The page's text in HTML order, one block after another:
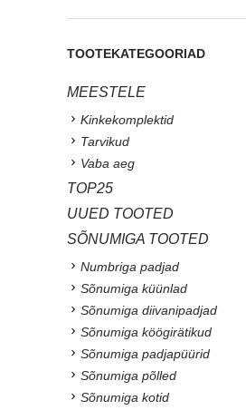
TOOTEKATEGOORIAD
MEESTELE
Kinkekomplektid
Tarvikud
Vaba aeg
TOP25
UUED TOOTED
SÕNUMIGA TOOTED
Numbriga padjad
Sõnumiga küünlad
Sõnumiga diivanipadjad
Sõnumiga köögirätikud
Sõnumiga padjapüürid
Sõnumiga põlled
Sõnumiga kotid